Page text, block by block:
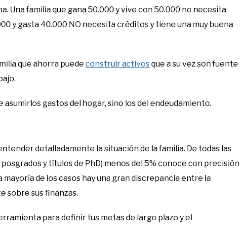
Una familia que gana 50.000 y vive con 50.000 no necesita
y gasta 40.000 NO necesita créditos y tiene una muy buena
que ahorra puede construir activosque a su vez son fuente
asumirlos gastos del hogar, sino los del endeudamiento.
detalladamente la situación de la familia. De todas las
y títulos de PhD) menos del 5% conoce con precisión
mayoría de los casos hay una gran discrepancia entre la
sobre sus finanzas.
para definir tus metas de largo plazo y el